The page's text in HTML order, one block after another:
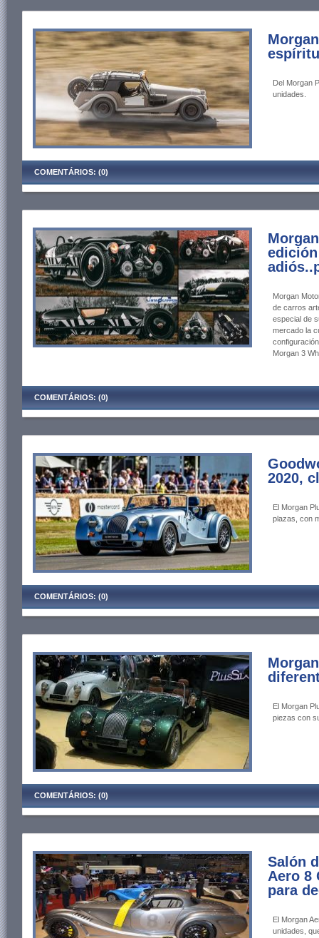
Del Morgan
unidades.
COMENTÁRIOS: (0)
Morgan
de carros
especial de
mercado la
Morgan 3
COMENTÁRIOS: (0)
2020,
El Morgan
plazas, con
COMENTÁRIOS: (0)
El Morgan
piezas con
COMENTÁRIOS: (0)
Salón
Aero 8
para
El Morgan
unidades,